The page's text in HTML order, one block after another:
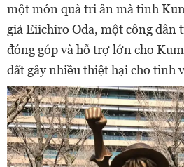
một món quà tri ân mà tỉnh
giả Eiichiro Oda, một công dân
đóng góp và hỗ trợ lớn cho
đất gây nhiều thiệt hại cho tỉnh